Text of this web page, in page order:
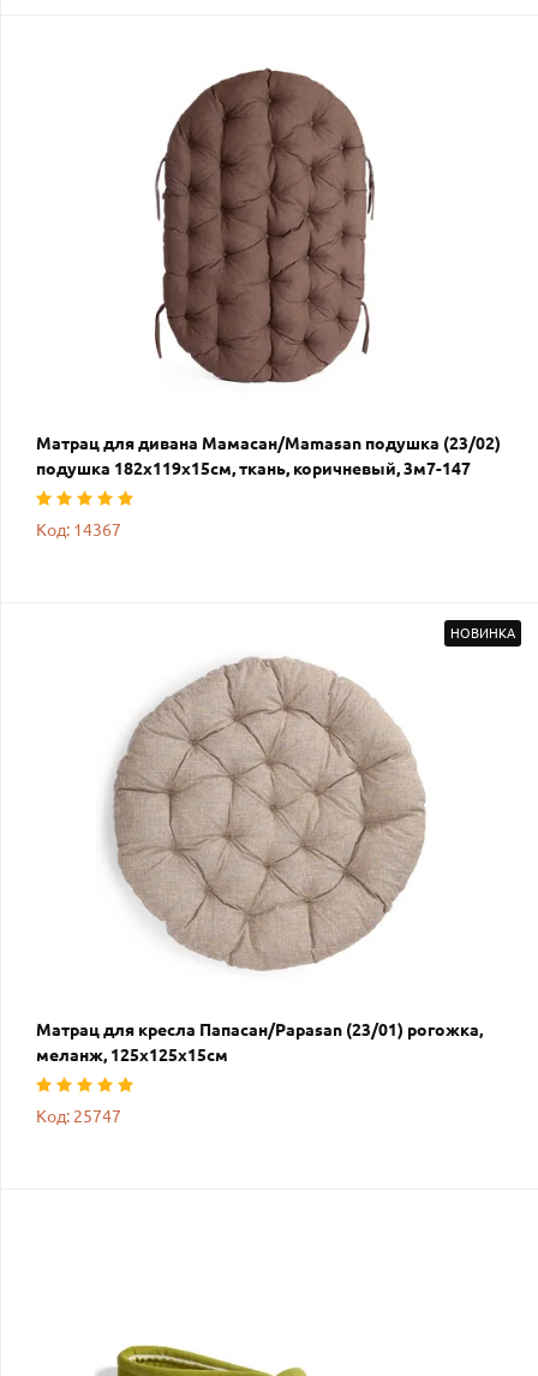
Матрац для дивана Мамасан/Mamasan подушка (23/02)
подушка 182х119х15см, ткань, коричневый, 3м7-147
Код: 14367
НОВИНКА
Матрац для кресла Папасан/Papasan (23/01) рогожка,
меланж, 125х125х15см
Код: 25747